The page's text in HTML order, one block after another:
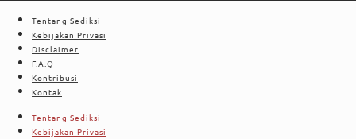
Tentang Sediksi
Kebijakan Privasi
Disclaimer
F.A.Q
Kontribusi
Kontak
Tentang Sediksi
Kebijakan Privasi